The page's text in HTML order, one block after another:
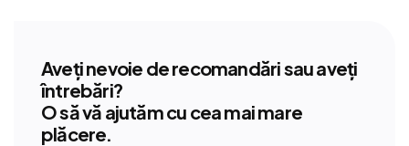
Aveți nevoie de recomandări sau aveți
întrebări?
O să vă ajutăm cu cea mai mare
plăcere.